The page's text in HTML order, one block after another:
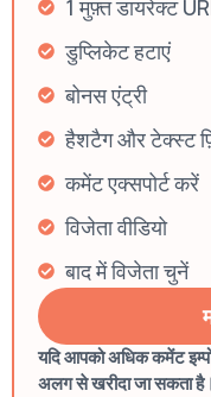
1 मुफ़्त डायरेक्ट
डुप्लिकेट हटाएं
बोनस एंट्री
हैशटैग और टेक्स्ट
कमेंट एक्सपोर्ट करें
विजेता वीडियो
बाद में विजेता चुनें
यदि आपको अधिक कमेंट
अलग से खरीदा जा सकता